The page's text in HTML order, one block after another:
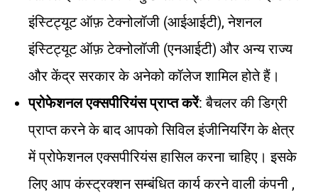
इंस्टिट्यूट ऑफ़ टेक्नोलॉजी (आईआईटी), नेशनल
इंस्टिट्यूट ऑफ़ टेक्नोलॉजी (एनआईटी) और अन्य राज्य
और केंद्र सरकार के अनेको कॉलेज शामिल होते हैं।
प्रोफेशनल एक्सपीरियंस प्राप्त करें: बैचलर की डिग्री
प्राप्त करने के बाद आपको सिविल इंजीनियरिंग के क्षेत्र
में प्रोफेशनल एक्सपीरियंस हासिल करना चाहिए। इसके
लिए आप कंस्ट्रक्शन सम्बंधित कार्य करने वाली कंपनी ,